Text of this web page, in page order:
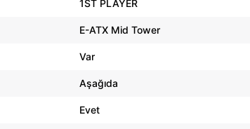
1ST PLAYER
E-ATX Mid Tower
Var
Aşağıda
Evet